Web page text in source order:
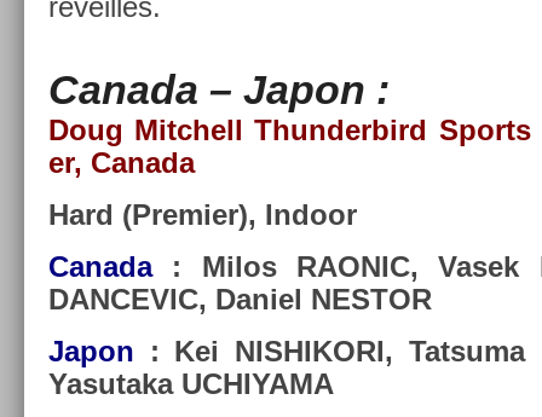
réveillés.
Canada – Japon :
Doug Mitchell Thun­derbird
er, Canada
Hard (Pre­mi­er), In­door
Canada : Milos RAONIC, Vasek
DAN­CEVIC, Daniel NES­TOR
Japon : Kei NIS­HIKORI, Tat­suma
Yasutaka UC­HIYAMA